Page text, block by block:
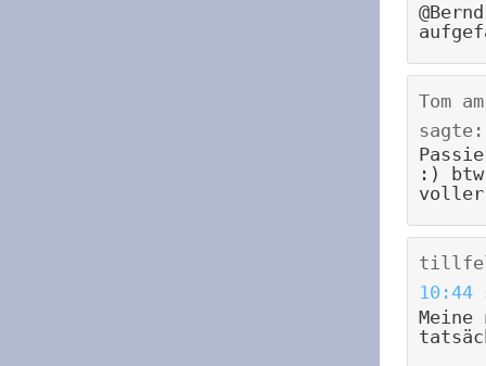
Tom
sagte:
:)
voller
10:44
Meine